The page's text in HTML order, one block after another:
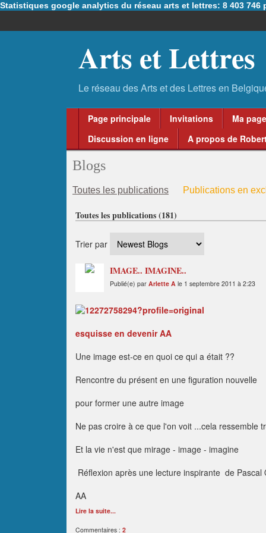
Statistiques google analytics du réseau arts et lettres: 8 403 746
Arts et Lettres
Page principale Invitations Ma page
Discussion en ligne
A propos de
Blogs
Toutes les publications Publications en
Toutes les publications (181)
Trier par
IMAGE.. IMAGINE..
Publié(e) par Arlette A le 1 septembre 2011 à 2:23
esquisse en devenir AA
Une image est-ce en quoi ce qui a était ??
Rencontre du présent en une figuration nouvelle
pour former une autre image
Ne pas croire à ce que l'on voit ...cela ressemble
Et la vie n'est que mirage - image - imagine
Réflexion après une lecture inspirante de
AA
Lire la suite...
Commentaires : 2